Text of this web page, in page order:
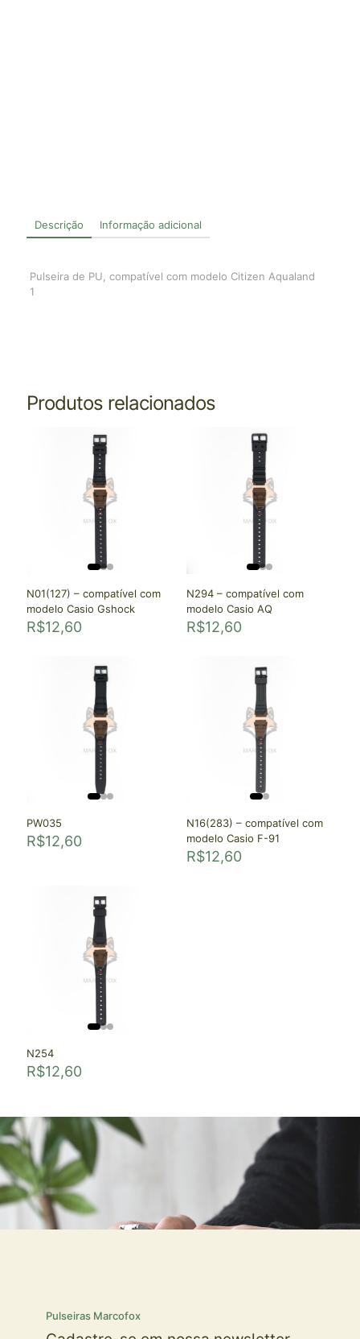
Descrição Informação adicional
Pulseira de PU, compatível com modelo Citizen Aqualand
1
Produtos relacionados
N01(127) – compatível com
modelo Casio Gshock
R$12,60
N294 – compatível com
modelo Casio AQ
R$12,60
PW035
R$12,60
N16(283) – compatível com
modelo Casio F-91
R$12,60
N254
R$12,60
Pulseiras Marcofox